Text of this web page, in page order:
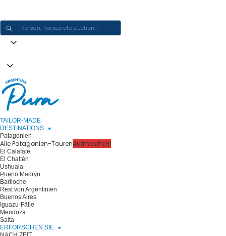
TAILOR-MADE
DESTINATIONS
Patagonien
Alle Patagonien-TourenAufmachen!
El Calafate
El Chaltén
Ushuaia
Puerto Madryn
Bariloche
Rest von Argentinien
Buenos Aires
Iguazu-Fälle
Mendoza
Salta
ERFORSCHEN SIE